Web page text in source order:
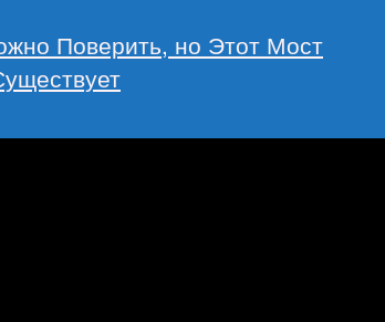
Поверить, но Этот Мост